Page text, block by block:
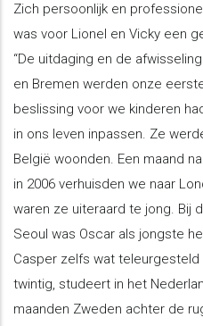
Zich persoonlijk en
was voor Lionel en Vicky een
“De uitdaging en de
en Bremen werden onze
beslissing voor we kinderen
in ons leven inpassen. Ze
België woonden. Een maand
in 2006 verhuisden we naar
waren ze uiteraard te jong. Bij
Seoul was Oscar als jongste
Casper zelfs wat teleurgesteld
twintig, studeert in het
maanden Zweden achter de